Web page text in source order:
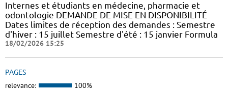
Internes et étudiants en médecine, pharmacie et
odontologie DEMANDE DE MISE EN DISPONIBILITÉ
Dates limites de réception des demandes : Semestre
d'hiver : 15 juillet Semestre d'été : 15 janvier Formula
18/02/2026 15:25
PAGES
relevance: 100%